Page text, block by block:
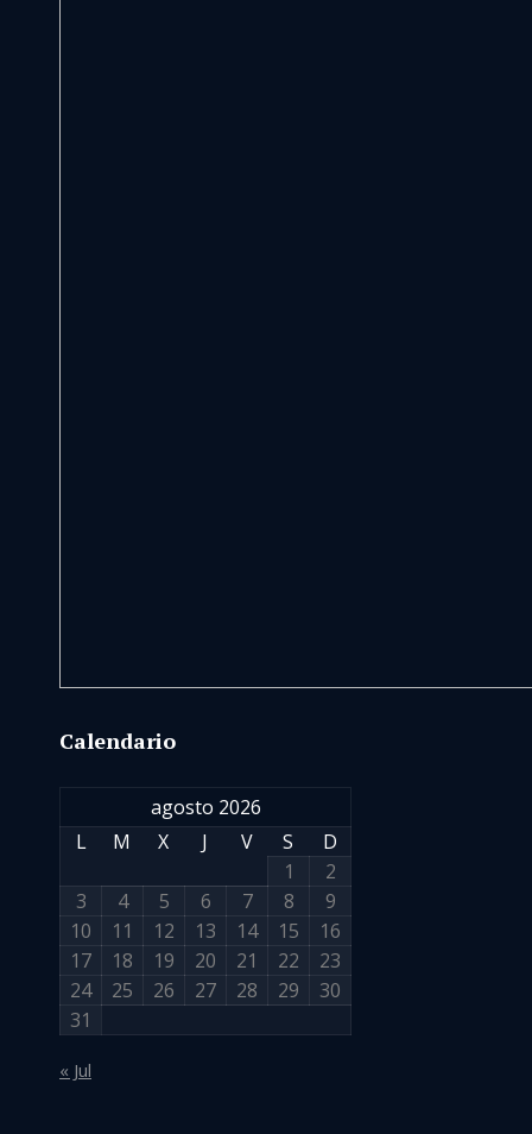
Calendario
agosto 2026
L
M X J V S
D
1
2
3
4 5 6 7 8
9
10
11 12 13 14 15
16
17
18 19 20 21 22
23
24
25 26 27 28 29
30
31
« Jul